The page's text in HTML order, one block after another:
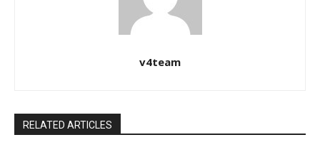
v4team
RELATED ARTICLES